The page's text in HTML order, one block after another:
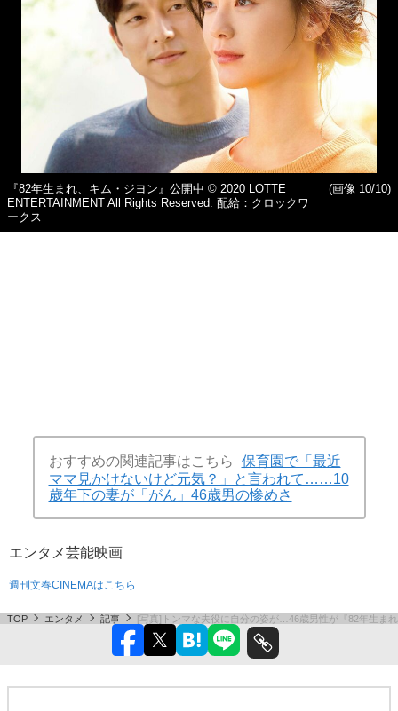
『82年生まれ、キム・ジヨン』公開中 © 2020 LOTTE
ENTERTAINMENT All Rights Reserved. 配給：クロックワ
ークス
(画像 10/10)
おすすめの関連記事はこちら
保育園で「最近
ママ見かけないけど元気？」と言われて……10
歳年下の妻が「がん」46歳男の惨めさ
エンタメ芸能映画
週刊文春CINEMAはこちら
TOP エンタメ 記事 [写真]トンマな夫役に自分の姿が…46歳男性が『82年生ま